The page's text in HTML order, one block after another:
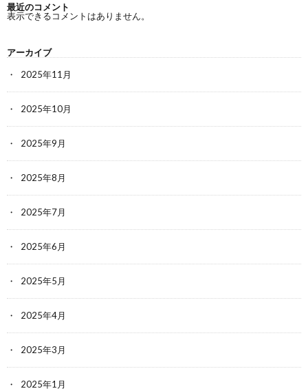
最近のコメント
表示できるコメントはありません。
アーカイブ
2025年11月
2025年10月
2025年9月
2025年8月
2025年7月
2025年6月
2025年5月
2025年4月
2025年3月
2025年1月